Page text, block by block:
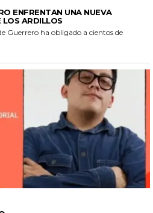
ENFRENTAN UNA NUEVA
ARDILLOS
Guerrero ha obligado a cientos de